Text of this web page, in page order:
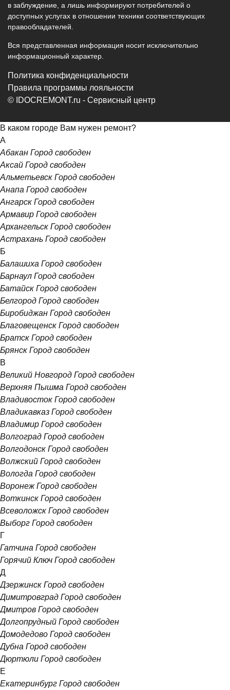
в заблуждение, а лишь информируют потребителей о
доступных услугах в отношении техники соответствующих
правообладателей.
Вся представленная информация носит исключительно
информационный характер.
Политика конфиденциальности
Правила программы лояльности
© IDOCREMONT.ru - Сервисный центр
В каком городе Вам нужен ремонт?
А
Абакан Город свободен
Аксай Город свободен
Альметьевск Город свободен
Анапа Город свободен
Ангарск Город свободен
Армавир Город свободен
Архангельск Город свободен
Астрахань Город свободен
Б
Балашиха Город свободен
Барнаул Город свободен
Батайск Город свободен
Белгород Город свободен
Биробиджан Город свободен
Благовещенск Город свободен
Братск Город свободен
Брянск Город свободен
В
Великий Новгород Город свободен
Верхняя Пышма Город свободен
Владивосток Город свободен
Владикавказ Город свободен
Владимир Город свободен
Волгоград Город свободен
Волгодонск Город свободен
Волжский Город свободен
Вологда Город свободен
Воронеж Город свободен
Воткинск Город свободен
Всеволожск Город свободен
Выборг Город свободен
Г
Гатчина Город свободен
Горячий Ключ Город свободен
Д
Дзержинск Город свободен
Димитровград Город свободен
Дмитров Город свободен
Долгопрудный Город свободен
Домодедово Город свободен
Дубна Город свободен
Дюртюли Город свободен
Е
Екатеринбург Город свободен